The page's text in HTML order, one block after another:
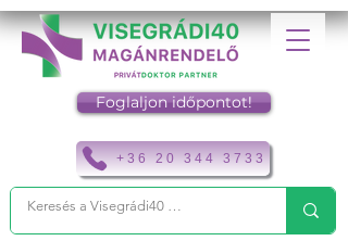
+36 20 344 3733
Foglaljon időpontot!